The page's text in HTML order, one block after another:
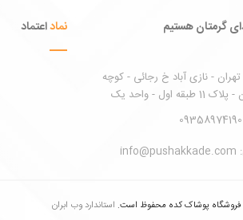
گرمتان هستیم
تهران - نازی آباد خ رجائی - کوچه
اول - واحد یک
09358974190
info@pushakkade.com
نماداعتماد
فروشگاه پوشاک کده محفوظ است. استاندارد وب ابران